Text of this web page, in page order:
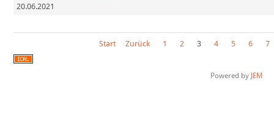
20.06.2021
Start Zurück 1 2 3 4 5 6 7
Powered by JEM